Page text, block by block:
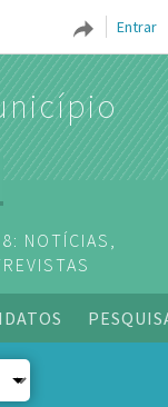
Entrar
NOTÍCIAS,